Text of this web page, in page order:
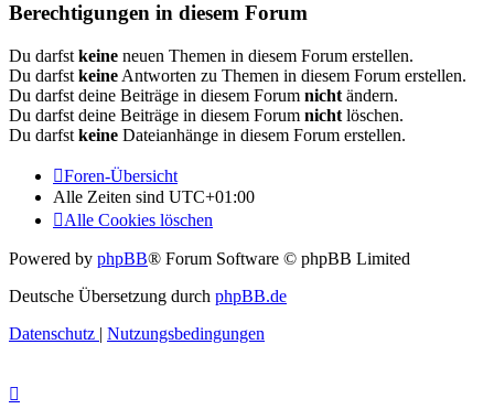
Berechtigungen in diesem Forum
Du darfst keine neuen Themen in diesem Forum erstellen.
Du darfst keine Antworten zu Themen in diesem Forum erstellen.
Du darfst deine Beiträge in diesem Forum nicht ändern.
Du darfst deine Beiträge in diesem Forum nicht löschen.
Du darfst keine Dateianhänge in diesem Forum erstellen.
Foren-Übersicht
Alle Zeiten sind UTC+01:00
Alle Cookies löschen
Powered by phpBB® Forum Software © phpBB Limited
Deutsche Übersetzung durch phpBB.de
Datenschutz | Nutzungsbedingungen